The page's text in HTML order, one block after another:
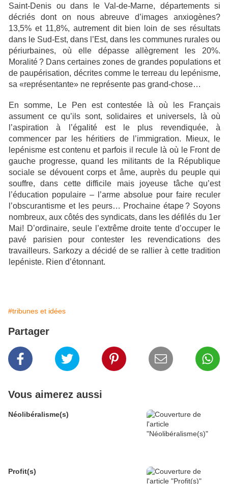
Saint-Denis ou dans le Val-de-Marne, départements si
décriés dont on nous abreuve d’images anxiogènes?
13,5% et 11,8%, autrement dit bien loin de ses résultats
dans le Sud-Est, dans l’Est, dans les communes rurales ou
périurbaines, où elle dépasse allègrement les 20%.
Moralité ? Dans certaines zones de grandes populations et
de paupérisation, décrites comme le terreau du lepénisme,
sa «représentante» ne représente pas grand-chose…
En somme, Le Pen est contestée là où les Français
assument ce qu’ils sont, solidaires et universels, là où
l’aspiration à l’égalité est le plus revendiquée, à
commencer par les héritiers de l’immigration. Mieux, le
lepénisme est contenu et parfois il recule là où le Front de
gauche progresse, quand les militants de la République
sociale se dévouent corps et âme, auprès du peuple qui
souffre, dans cette difficile mais joyeuse tâche qu’est
l’éducation populaire – l’arme absolue pour faire reculer
l’obscurantisme et les peurs… Prochaine étape ? Soyons
nombreux, aux côtés des syndicats, dans les défilés du 1er
Mai! D’ordinaire, seule l’extrême droite tente d’occuper le
pavé parisien pour contester les revendications des
travailleurs. Sarkozy a décidé de se rallier à cette tradition
lepéniste. Rien d’étonnant.
#tribunes et idées
Partager
Vous aimerez aussi
Néolibéralisme(s)
Profit(s)